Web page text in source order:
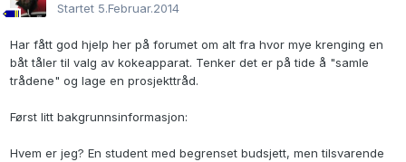
Startet 5.Februar.2014
Har fått god hjelp her på forumet om alt fra hvor mye krenging en
båt tåler til valg av kokeapparat. Tenker det er på tide å "samle
trådene" og lage en prosjekttråd.
Først litt bakgrunnsinformasjon:
Hvem er jeg? En student med begrenset budsjett, men tilsvarende